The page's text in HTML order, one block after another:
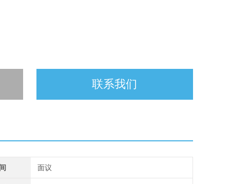
学信息。
联系我们
面议